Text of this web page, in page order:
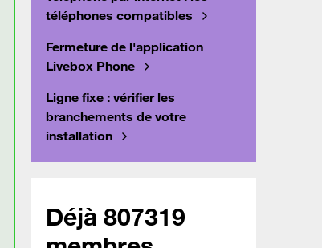
téléphones compatibles
Fermeture de l'application
Livebox Phone
Ligne fixe : vérifier les
branchements de votre
installation
Déjà 807319